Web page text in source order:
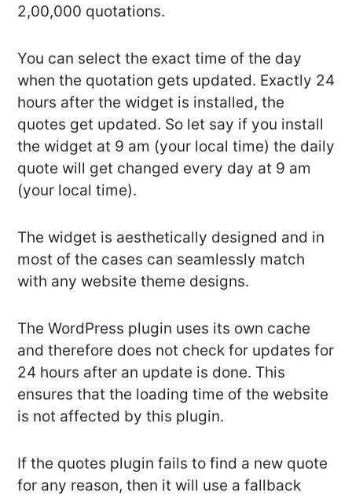
2,00,000 quotations.
You can select the exact time of the day
when the quotation gets updated. Exactly 24
hours after the widget is installed, the
quotes get updated. So let say if you install
the widget at 9 am (your local time) the daily
quote will get changed every day at 9 am
(your local time).
The widget is aesthetically designed and in
most of the cases can seamlessly match
with any website theme designs.
The WordPress plugin uses its own cache
and therefore does not check for updates for
24 hours after an update is done. This
ensures that the loading time of the website
is not affected by this plugin.
If the quotes plugin fails to find a new quote
for any reason, then it will use a fallback